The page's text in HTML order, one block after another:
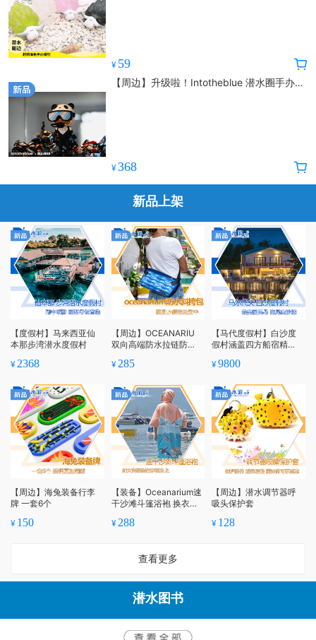
¥ 59
【周边】升级啦！Intotheblue 潜水圈手办专
¥368
新品上架
【度假村】马来西亚仙
本那步湾潜水度假村
¥ 2368
【周边】OCEANARIU
双向高端防水拉链防泼
携
¥ 285
【马代度假村】白沙度
假村涵盖四方船宿精
¥9800
【周边】海兔装备行李
牌 一套6个
¥ 150
【装备】Oceanarium速
干沙滩斗篷浴袍 换衣浴
¥ 288
【周边】潜水调节器呼
吸头保护套
¥ 128
查看更多
潜水图书